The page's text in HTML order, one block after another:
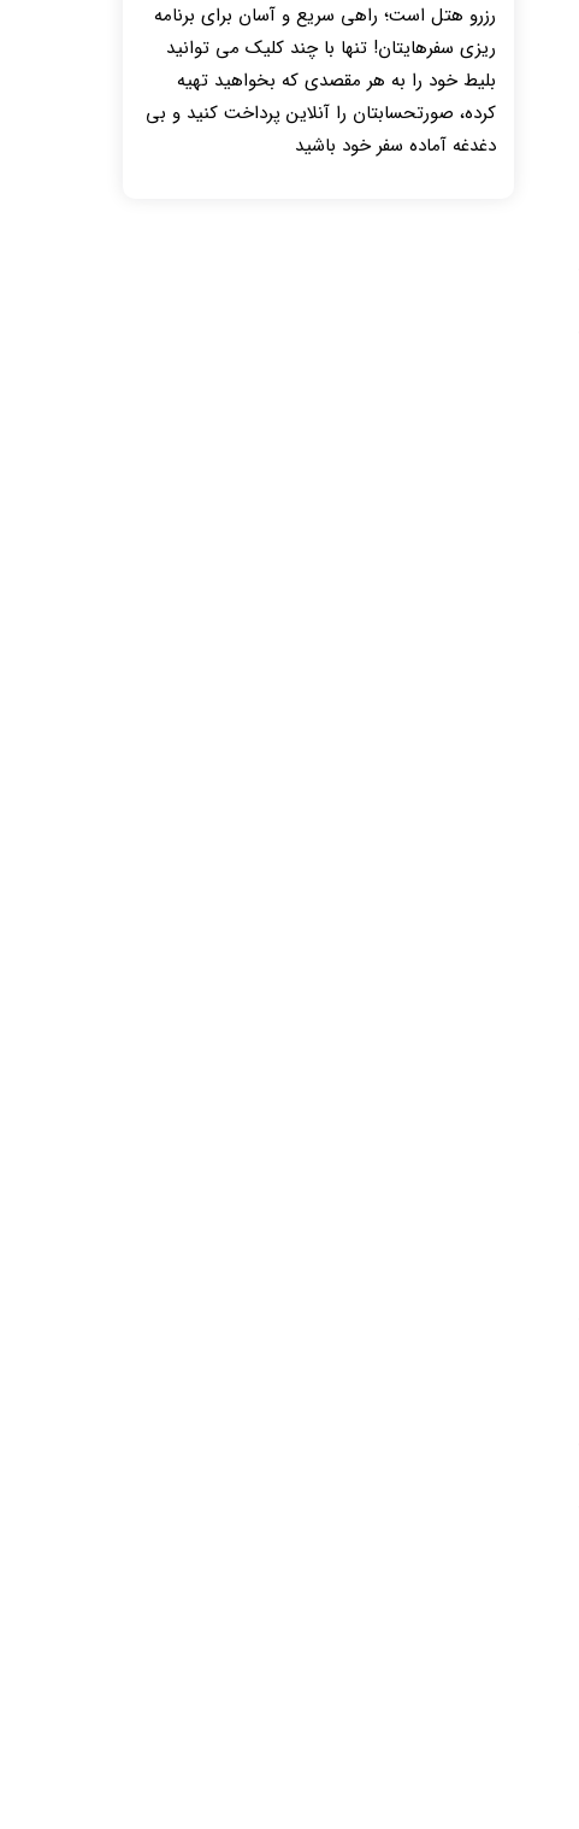
رزرو هتل است؛ راهی سریع و آسان برای برنامه
ریزی سفرهایتان! تنها با چند کلیک می توانید
بلیط خود را به هر مقصدی که بخواهید تهیه
کرده، صورتحسابتان را آنلاین پرداخت کنید و بی
دغدغه آماده سفر خود باشید